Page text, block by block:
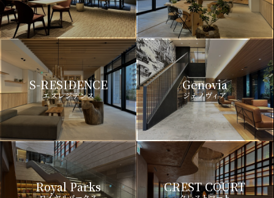
S-RESIDENCE
エスレジデンス
Genovia
ジェノヴィア
Royal Parks CREST COURT